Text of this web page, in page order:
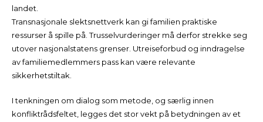
landet.
Transnasjonale slektsnettverk kan gi familien praktiske
ressurser å spille på. Trusselvurderinger må derfor strekke seg
utover nasjonalstatens grenser. Utreiseforbud og inndragelse
av familiemedlemmers pass kan være relevante
sikkerhetstiltak.
I tenkningen om dialog som metode, og særlig innen
konfliktrådsfeltet, legges det stor vekt på betydningen av et